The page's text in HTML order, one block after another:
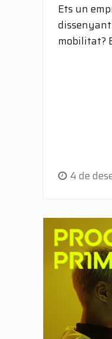
Ets un
mobilitat?
4 de